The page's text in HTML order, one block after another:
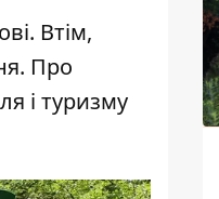
Втім,
Про
і туризму